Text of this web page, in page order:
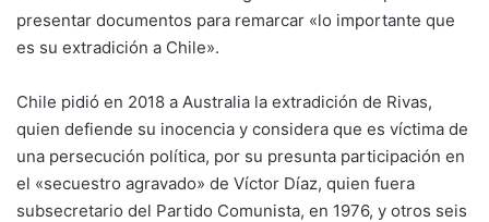
presentar documentos para remarcar «lo importante que
es su extradición a Chile».
Chile pidió en 2018 a Australia la extradición de Rivas,
quien defiende su inocencia y considera que es víctima de
una persecución política, por su presunta participación en
el «secuestro agravado» de Víctor Díaz, quien fuera
subsecretario del Partido Comunista, en 1976, y otros seis